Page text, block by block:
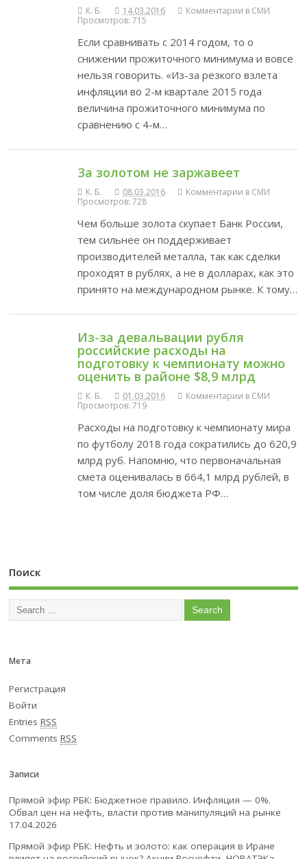
К. Б. 14.03.2016
Комментарии в СМИ
Просмотров: 715
Если сравнивать с 2014 годом, то о
снижении прожиточного минимума и вовсе
нельзя говорить. «Из-за резкого взлета
инфляции во 2-м квартале 2015 года
величина прожиточного минимума по
сравнению с 4-м…
За золотом не заржавеет
К. Б. 08.03.2016
Комментарии в СМИ
Просмотров: 728
Чем больше золота скупает Банк России,
тем сильнее он поддерживает
производителей металла, так как сделки
проходят в рублях, а не в долларах, как это
принято на международном рынке. К тому…
Из-за девальвации рубля
российские расходы на
подготовку к чемпионату можно
оценить в районе $8,9 млрд
К. Б. 01.03.2016
Комментарии в СМИ
Просмотров: 719
Расходы на подготовку к чемпионату мира
по футболу 2018 года сократились до 620,9
млрд руб. Напомню, что первоначальная
смета оценивалась в 664,1 млрд рублей, в
том числе доля бюджета РФ…
Поиск
Мета
Регистрация
Войти
EntriesRSS
CommentsRSS
Записи
Прямой эфир РБК: Бюджетное правило. Инфляция — 0%.
Обвал цен на нефть, власти против манипуляций на рынке
17.04.2026
Прямой эфир РБК: Нефть и золото: как операция в Иране